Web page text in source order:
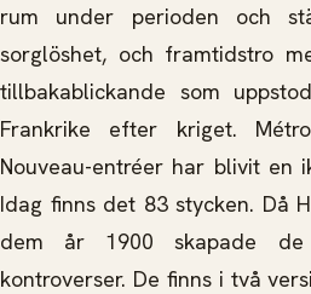
rum under perioden och
sorglöshet, och framtidstro
tillbakablickande som
Frankrike efter kriget.
Nouveau-entréer har blivit en
Idag finns det 83 stycken. Då
dem år 1900 skapade
kontroverser. De finns i två